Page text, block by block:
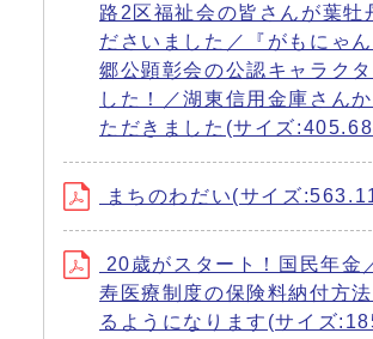
路2区福祉会の皆さんが葉牡
ださいました／『がもにゃ
郷公顕彰会の公認キャラク
した！／湖東信用金庫さん
ただきました(サイズ
まちのわだい(サイズ
20歳がスタート！国民年金
寿医療制度の保険料納付方
るようになります(サイズ